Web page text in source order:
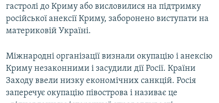
гастролі до Криму або висловилися на підтримку
російської анексії Криму, заборонено виступати на
материковій Україні.
Міжнародні організації визнали окупацію і анексію
Криму незаконними і засудили дії Росії. Країни
Заходу ввели низку економічних санкцій. Росія
заперечує окупацію півострова і називає це